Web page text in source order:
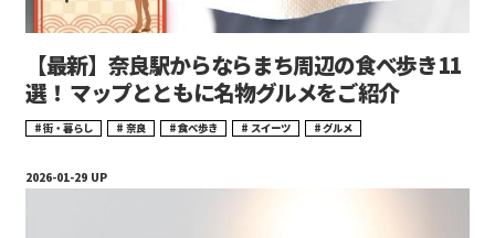
【最新】奈良駅からならまち周辺の食べ歩き11
選！ マップとともに名物グルメをご紹介
街・暮らし 奈良 食べ歩き スイーツ グルメ